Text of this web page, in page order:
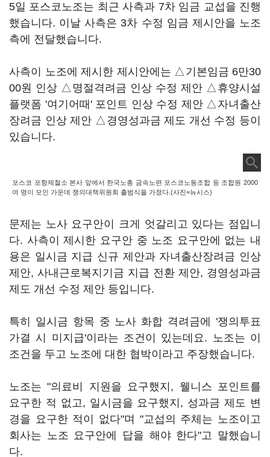
5일 포스코노조는 최근 사측과 7차 임금 교섭을 진행
했습니다. 이날 사측은 3차 수정 임금 제시안을 노조
측에 전달했습니다.
사측이 노조에 제시한 제시안에는 △기본임금 6만30
00원 인상 △명절격려금 인상 수정 제안 △휴양시설
플랫폼 '여기어때' 포인트 인상 수정 제안 △자녀출산
장려금 인상 제안 △경영성과금 제도 개선 수정 등이
있습니다.
포스코 포항제철소 본사 앞에서 한국노총 금속노련 포스코노동조합 등 조합원 2000
여 명이 모인 가운데 쟁의대책위원회 출범식을 가졌다.(사진=뉴시스)
문제는 노사 요구안이 크게 엇갈리고 있다는 점입니
다. 사측이 제시한 요구안 중 노조 요구안에 없는 내
용은 일시금 지급 신규 제안과 자녀출산장려금 인상
제안, 사내근로복지기금 지급 전환 제안, 경영성과금
제도 개선 수정 제안 등입니다.
특히 일시금 항목 중 노사 화합 격려금에 '쟁의투표
가결 시 미지급'이라는 조건이 있는데요. 노조는 이
조건을 두고 노조에 대한 협박이라고 주장했습니다.
노조는 "의료비 지원을 요구했지, 웰니스 포인트를
요구한 적 없고, 일시금을 요구했지, 성과금 제도 변
경을 요구한 적이 없다"며 "교섭의 주체는 노조이고
회사는 노조 요구안에 답을 해야 한다"고 말했습니
다.